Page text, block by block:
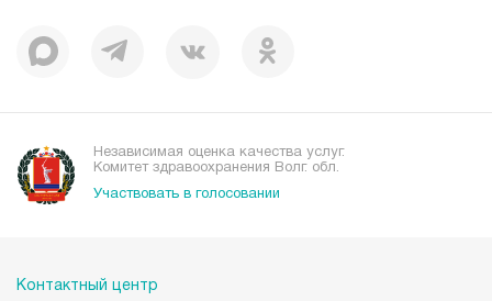
Независимая оценка качества услуг.
Комитет здравоохранения Волг. обл.
Участвовать в голосовании
Контактный центр